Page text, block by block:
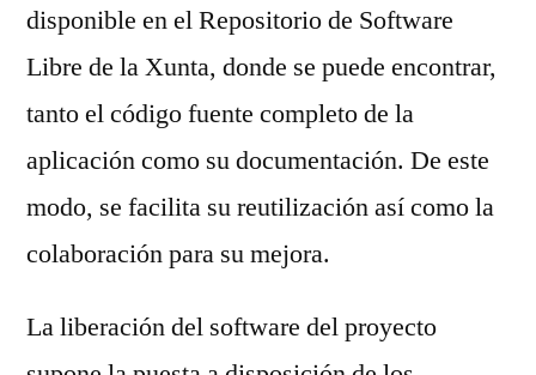
disponible en el Repositorio de Software
Libre de la Xunta, donde se puede encontrar,
tanto el código fuente completo de la
aplicación como su documentación. De este
modo, se facilita su reutilización así como la
colaboración para su mejora.
La liberación del software del proyecto